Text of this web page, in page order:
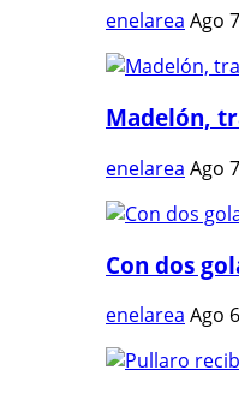
enelarea Ago
Madelón,
enelarea Ago
Con dos
enelarea Ago